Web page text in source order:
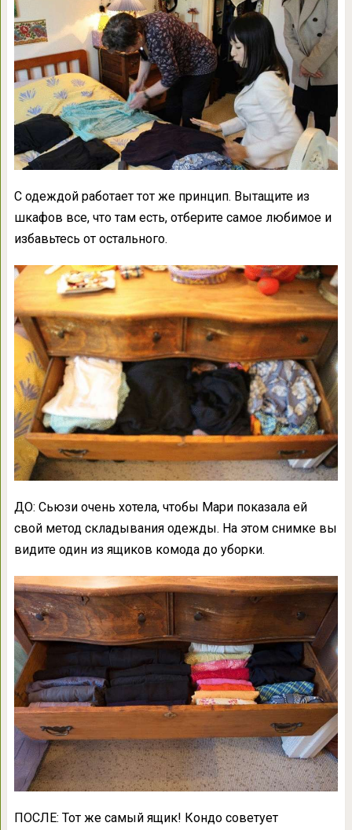
С одеждой работает тот же принцип. Вытащите из
шкафов все, что там есть, отберите самое любимое и
избавьтесь от остального.
ДО: Сьюзи очень хотела, чтобы Мари показала ей
свой метод складывания одежды. На этом снимке вы
видите один из ящиков комода до уборки.
ПОСЛЕ: Тот же самый ящик! Кондо советует